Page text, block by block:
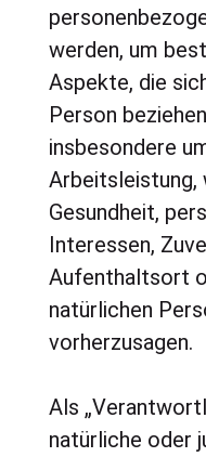
werden, um
Aspekte, die
Person
insbesondere
Arbeitsleistung,
Gesundheit,
Interessen,
Aufenthaltsort
natürlichen
vorherzusagen.
Als
natürliche oder